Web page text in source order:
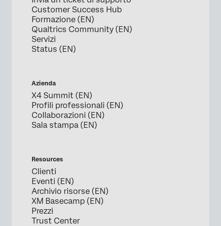
Customer Success Hub
Formazione (EN)
Qualtrics Community (EN)
Servizi
Status (EN)
Azienda
X4 Summit (EN)
Profili professionali (EN)
Collaborazioni (EN)
Sala stampa (EN)
Resources
Clienti
Eventi (EN)
Archivio risorse (EN)
XM Basecamp (EN)
Prezzi
Trust Center